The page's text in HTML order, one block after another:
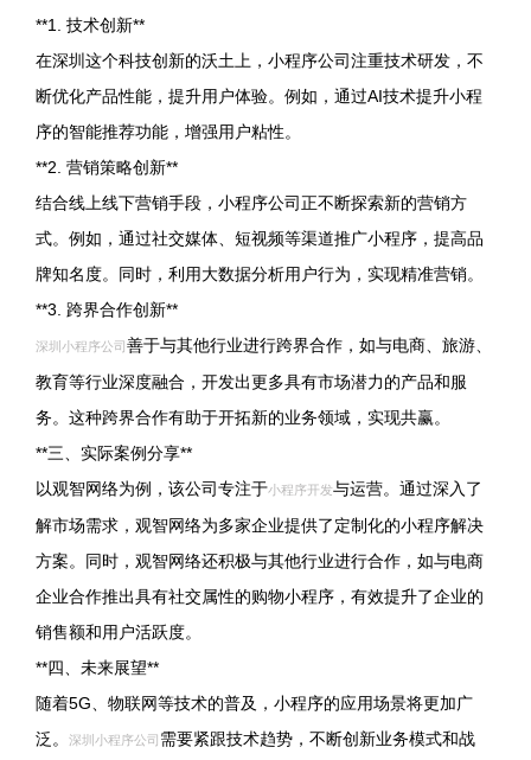
**1. 技术创新**
在深圳这个科技创新的沃土上，小程序公司注重技术研发，不
断优化产品性能，提升用户体验。例如，通过AI技术提升小程
序的智能推荐功能，增强用户粘性。
**2. 营销策略创新**
结合线上线下营销手段，小程序公司正不断探索新的营销方
式。例如，通过社交媒体、短视频等渠道推广小程序，提高品
牌知名度。同时，利用大数据分析用户行为，实现精准营销。
**3. 跨界合作创新**
深圳小程序公司 善于与其他行业进行跨界合作，如与电商、旅游、
教育等行业深度融合，开发出更多具有市场潜力的产品和服
务。这种跨界合作有助于开拓新的业务领域，实现共赢。
**三、实际案例分享**
以观智网络为例，该公司专注于小程序开发与运营。通过深入了
解市场需求，观智网络为多家企业提供了定制化的小程序解决
方案。同时，观智网络还积极与其他行业进行合作，如与电商
企业合作推出具有社交属性的购物小程序，有效提升了企业的
销售额和用户活跃度。
**四、未来展望**
随着5G、物联网等技术的普及，小程序的应用场景将更加广
泛。
深圳小程序公司 需要紧跟技术趋势，不断创新业务模式和战